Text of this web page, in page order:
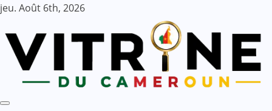
Skip
content
jeu. Août 6th, 2026